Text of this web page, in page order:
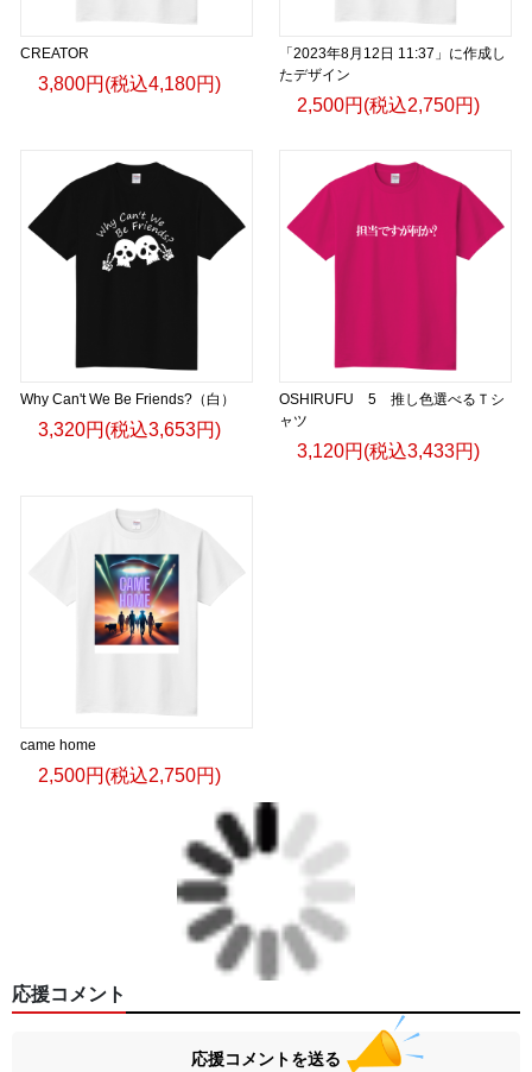
CREATOR
3,800円(税込4,180円)
「2023年8月12日 11:37」に作成し
たデザイン
2,500円(税込2,750円)
Why Can't We Be Friends?（白）
3,320円(税込3,653円)
OSHIRUFU 5 推し色選べるＴシ
ャツ
3,120円(税込3,433円)
came home
2,500円(税込2,750円)
応援コメント
応援コメントを送る